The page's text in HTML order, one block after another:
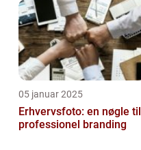
05 januar 2025
Erhvervsfoto: en nøgle til
professionel branding